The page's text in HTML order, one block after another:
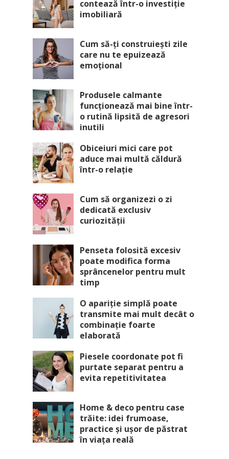
contează într-o investiție
imobiliară
Cum să-ți construiești zile
care nu te epuizează
emoțional
Produsele calmante
funcționează mai bine într-
o rutină lipsită de agresori
inutili
Obiceiuri mici care pot
aduce mai multă căldură
într-o relație
Cum să organizezi o zi
dedicată exclusiv
curiozității
Penseta folosită excesiv
poate modifica forma
sprâncenelor pentru mult
timp
O apariție simplă poate
transmite mai mult decât o
combinație foarte
elaborată
Piesele coordonate pot fi
purtate separat pentru a
evita repetitivitatea
Home & deco pentru case
trăite: idei frumoase,
practice și ușor de păstrat
în viața reală